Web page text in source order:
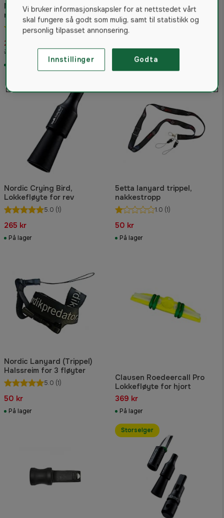
Nordik Roe, Lokkefløyte for
rådyr
4.8 (5)
249 kr
299 kr
ACME Fløyte 211,5 - Flere
farger
139 kr
På lager
Nordic Crying Bird,
Lokkefløyte for rev
5.0 (1)
265 kr
På lager
5etta lanyard trippel,
nakkestropp
1.0 (1)
50 kr
På lager
Nordic Lanyard (Trippel)
Halssreim for 3 fløyter
5.0 (1)
50 kr
På lager
Clausen Roedeercall Pro
Lokkefløyte for hjort
369 kr
På lager
Storselger
Vi bruker informasjonskapsler for at nettstedet vårt
skal fungere så godt som mulig, samt til statistikk og
personlig tilpasset annonsering.
Innstillinger Godta